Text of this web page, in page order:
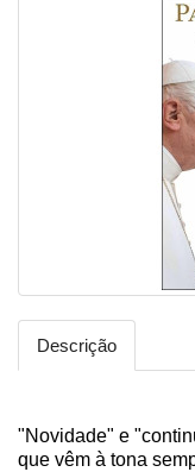
Descrição
"Novidade" e
que vêm à tona